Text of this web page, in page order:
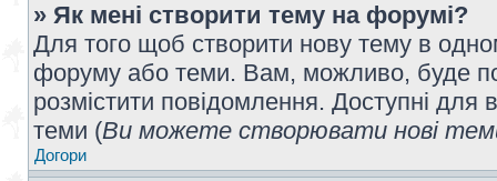
» Як мені створити тему на форумі?
Для того щоб створити нову тему в
форуму або теми. Вам, можливо, буде
розмістити повідомлення. Доступні для
теми (Ви можете створювати нові
Догори